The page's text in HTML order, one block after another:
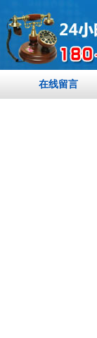
在线留言